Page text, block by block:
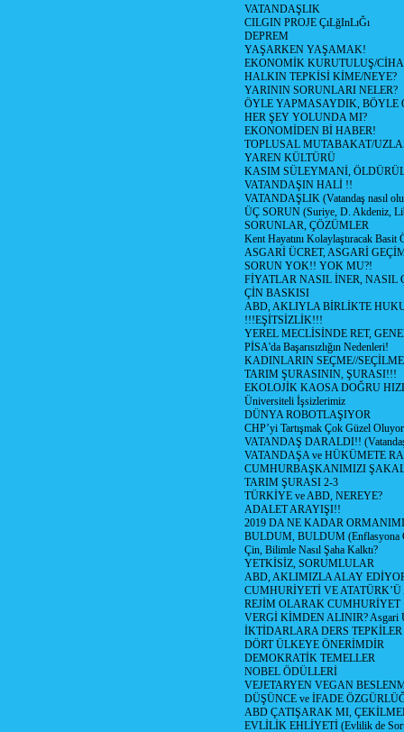
VATANDAŞLIK
CILGIN PROJE ÇıLğInLıĞı
DEPREM
YAŞARKEN YAŞAMAK!
EKONOMİK KURUTULUŞ/
HALKIN TEPKİSİ KİME/NEYE?
YARININ SORUNLARI NELER?
ÖYLE YAPMASAYDIK, BÖYLE
HER ŞEY YOLUNDA MI?
EKONOMİDEN Bİ HABER!
TOPLUSAL MUTABAKAT/
YAREN KÜLTÜRÜ
KASIM SÜLEYMANİ,
VATANDAŞIN HALİ !!
VATANDAŞLIK (Vatandaş nasıl
ÜÇ SORUN (Suriye, D. Akdeniz,
SORUNLAR, ÇÖZÜMLER
Kent Hayatını Kolaylaştıracak Basit
ASGARİ ÜCRET, ASGARİ
SORUN YOK!! YOK MU?!
FİYATLAR NASIL İNER, NASIL
ÇİN BASKISI
ABD, AKLIYLA BİRLİKTE
!!!EŞİTSİZLİK!!!
YEREL MECLİSİNDE RET,
PİSA'da Başarısızlığın Nedenleri!
KADINLARIN SEÇME//
TARIM ŞURASININ, ŞURASI!!!
EKOLOJİK KAOSA DOĞRU
Üniversiteli İşsizlerimiz
DÜNYA ROBOTLAŞIYOR
CHP’yi Tartışmak Çok Güzel Oluyor
VATANDAŞ DARALDI!!
VATANDAŞA ve HÜKÜMETE
CUMHURBAŞKANIMIZI
TARIM ŞURASI 2-3
TÜRKİYE ve ABD, NEREYE?
ADALET ARAYIŞI!!
2019 DA NE KADAR
BULDUM, BULDUM (Enflasyona
Çin, Bilimle Nasıl Şaha Kalktı?
YETKİSİZ, SORUMLULAR
ABD, AKLIMIZLA ALAY
CUMHURİYETİ VE
REJİM OLARAK CUMHURİYET
VERGİ KİMDEN ALINIR? Asgari
İKTİDARLARA DERS TEPKİLER
DÖRT ÜLKEYE ÖNERİMDİR
DEMOKRATİK TEMELLER
NOBEL ÖDÜLLERİ
VEJETARYEN VEGAN
DÜŞÜNCE ve İFADE
ABD ÇATIŞARAK MI,
EVLİLİK EHLİYETİ (Evlilik de